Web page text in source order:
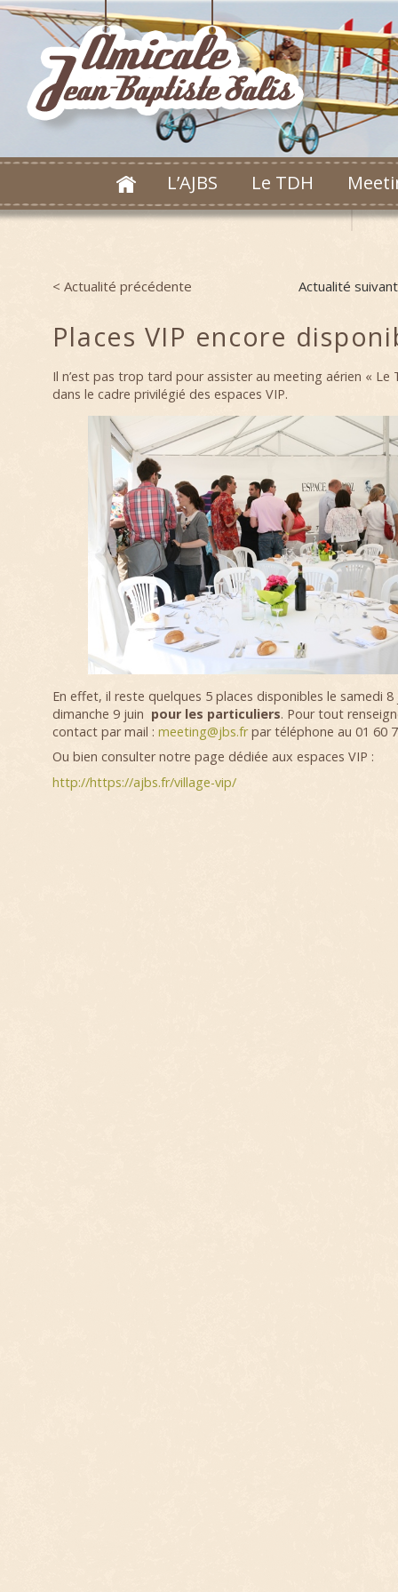
L’AJBS Le TDH
Post navigation
Actualité
< Actualité précédente
Places VIP encore
Il n’est pas trop tard pour assister au meeting aérien « Le
dans le cadre privilégié des espaces VIP.
En effet, il reste quelques 5 places disponibles le samedi 8
dimanche 9 juin pour les particuliers. Pour tout
contact par mail : meeting@jbs.frpar téléphone au 01 60
Ou bien consulter notre page dédiée aux espaces VIP :
http://https://ajbs.fr/village-vip/